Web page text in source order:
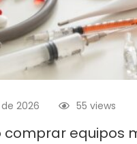
2026 55 views
comprar equipos